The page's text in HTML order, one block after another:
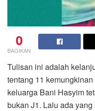
0
BAGIKAN
Tulisan ini adalah
tentang 11
keluarga Bani Hasyim
bukan J1. Lalu ada